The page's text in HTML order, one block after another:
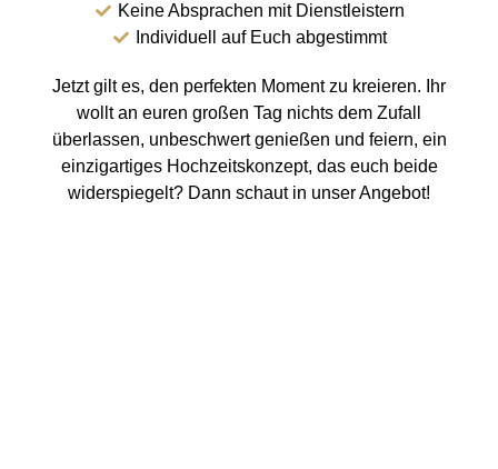
Keine Absprachen mit Dienstleistern
Individuell auf Euch abgestimmt
Jetzt gilt es, den perfekten Moment zu kreieren. Ihr
wollt an euren großen Tag nichts dem Zufall
überlassen, unbeschwert genießen und feiern, ein
einzigartiges Hochzeitskonzept, das euch beide
widerspiegelt? Dann schaut in unser Angebot!